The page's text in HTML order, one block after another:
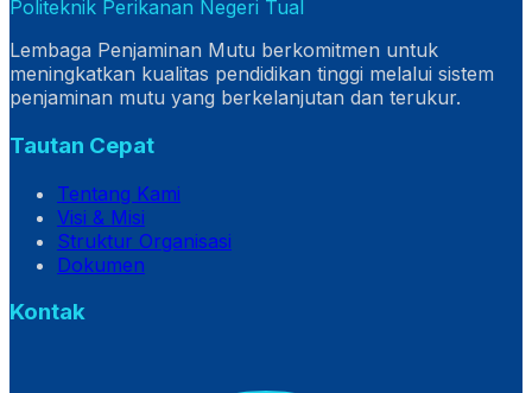
Politeknik Perikanan Negeri Tual
Lembaga Penjaminan Mutu berkomitmen untuk
meningkatkan kualitas pendidikan tinggi melalui sistem
penjaminan mutu yang berkelanjutan dan terukur.
Tautan Cepat
Tentang Kami
Visi & Misi
Struktur Organisasi
Dokumen
Kontak